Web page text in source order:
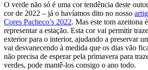
O verde não só é uma cor tendência deste
cor de 2022 – já o havíamos dito no nosso
Cores Pacheco’s 2022. Mas este tom azeitona
representar a estação. Esta cor vai permitir
exterior para o interior, ajudando a preservar
vai desvanecendo à medida que os dias vão
não precisa de esperar pela primavera para
verdes, pode mantê-los consigo o ano todo.